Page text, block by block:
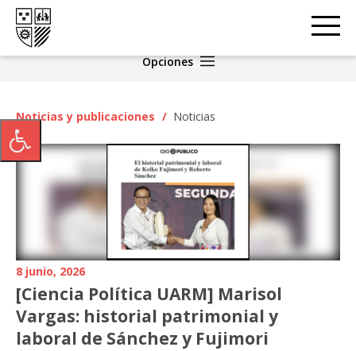
Opciones
Noticias y publicaciones / Noticias
8 junio, 2026
[Ciencia Política UARM] Marisol
Vargas: historial patrimonial y
laboral de Sánchez y Fujimori